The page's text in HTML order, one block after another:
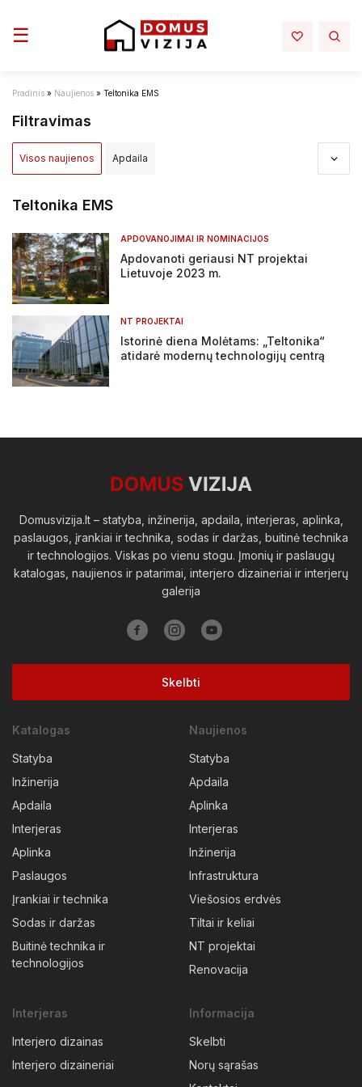
Toggle navigation
☰
Pradinis » Naujienos » Teltonika EMS
Filtravimas
Visos naujienos Apdaila
Infrastruktura Interjeras Inžinerija
Įstatymai ir reglamentai
Renovacija Sprendimai Statyba Tiltai ir keliai
Viešosios erdvės
Teltonika EMS
APDOVANOJIMAI IR NOMINACIJOS
Apdovanoti geriausi NT projektai
Lietuvoje 2023 m.
NT PROJEKTAI
Istorinė diena Molėtams: „Teltonika“
atidarė modernų technologijų centrą
Domusvizija.lt – statyba, inžinerija, apdaila, interjeras, aplinka,
paslaugos, įrankiai ir technika, sodas ir daržas, buitinė technika
ir technologijos. Viskas po vienu stogu. Įmonių ir paslaugų
katalogas, naujienos ir patarimai, interjero dizaineriai ir interjerų
galerija
Skelbti
Katalogas
Statyba
Inžinerija
Apdaila
Interjeras
Aplinka
Paslaugos
Įrankiai ir technika
Sodas ir daržas
Buitinė technika ir
technologijos
Naujienos
Statyba
Apdaila
Aplinka
Interjeras
Inžinerija
Infrastruktura
Viešosios erdvės
Tiltai ir keliai
NT projektai
Renovacija
Interjeras
Interjero dizainas
Interjero dizaineriai
Informacija
Skelbti
Norų sąrašas